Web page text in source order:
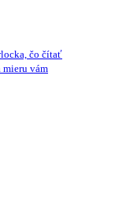
čo čítať
vám